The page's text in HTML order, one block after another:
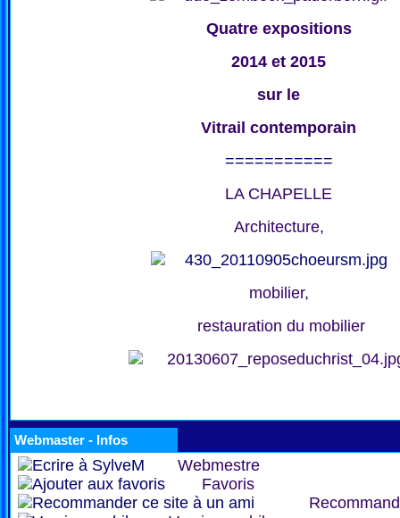
Quatre expositions
2014 et 2015
sur le
Vitrail contemporain
===========
LA CHAPELLE
Architecture,
mobilier,
restauration du mobilier
Webmaster - Infos
Webmestre
Favoris